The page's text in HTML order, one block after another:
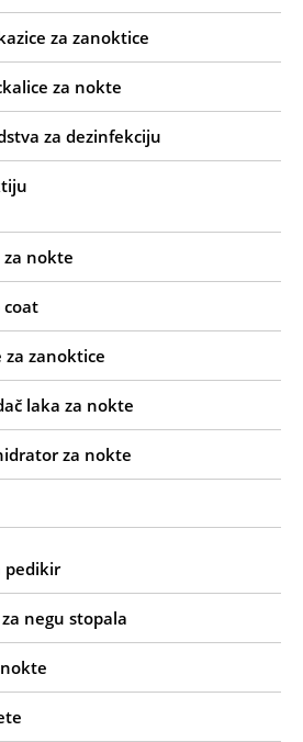
za zanoktice
za nokte
za dezinfekciju
za nokte
coat
za zanoktice
laka za nokte
za nokte
pedikir
negu stopala